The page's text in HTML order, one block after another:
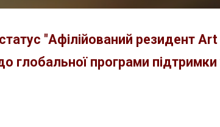
"Афілійований резидент
глобальної програми підтримки